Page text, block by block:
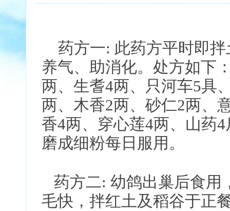
药方一: 此药方平时即拌
养气、助消化。处方如下
两、生耆4两、只河车5具
两、木香2两、砂仁2两、
香4两、穿心莲4两、山药
磨成细粉每日服用。
药方二: 幼鸽出巢后食用
毛快，拌红土及稻谷于正